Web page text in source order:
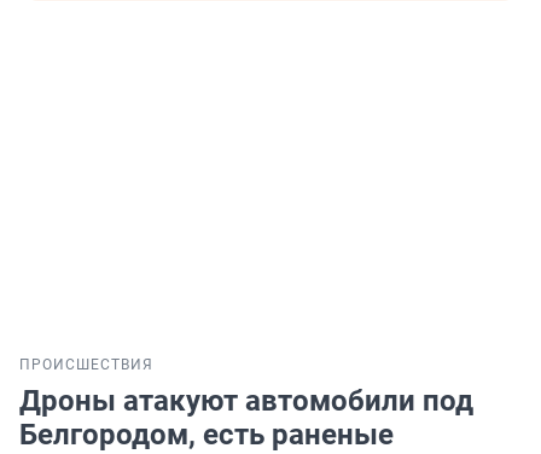
ПРОИСШЕСТВИЯ
Дроны атакуют автомобили под
Белгородом, есть раненые